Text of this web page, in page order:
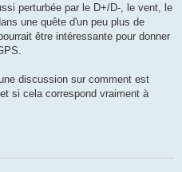
perturbée par le D+/D-, le vent, le
une quête d'un peu plus de
être intéressante pour donner
discussion sur comment est
si cela correspond vraiment à